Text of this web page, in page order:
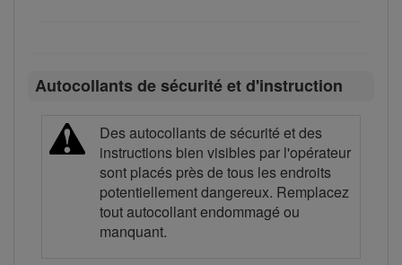
Autocollants de sécurité et d'instruction
Des autocollants de sécurité et des
instructions bien visibles par l'opérateur
sont placés près de tous les endroits
potentiellement dangereux. Remplacez
tout autocollant endommagé ou
manquant.